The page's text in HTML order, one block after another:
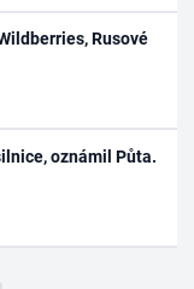
Rusové
oznámil Půta.